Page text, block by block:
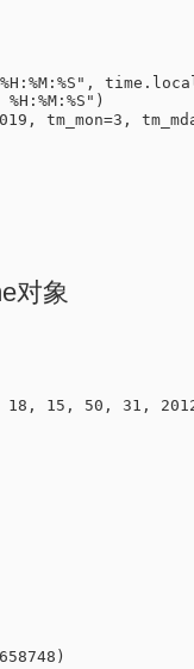
对象